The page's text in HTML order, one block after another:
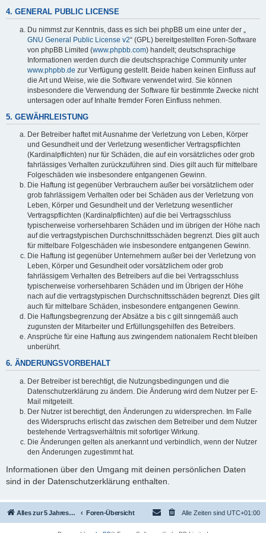
V
i
d
e
o
4. GENERAL PUBLIC LICENSE
Du nimmst zur Kenntnis, dass es sich bei phpBB um eine unter der „
GNU General Public License v2“ (GPL) bereitgestellten Foren-Software
von phpBB Limited (www.phpbb.com) handelt; deutschsprachige
Informationen werden durch die deutschsprachige Community unter
www.phpbb.de zur Verfügung gestellt. Beide haben keinen Einfluss auf
die Art und Weise, wie die Software verwendet wird. Sie können
insbesondere die Verwendung der Software für bestimmte Zwecke nicht
untersagen oder auf Inhalte fremder Foren Einfluss nehmen.
5. GEWÄHRLEISTUNG
Der Betreiber haftet mit Ausnahme der Verletzung von Leben, Körper
und Gesundheit und der Verletzung wesentlicher Vertragspflichten
(Kardinalpflichten) nur für Schäden, die auf ein vorsätzliches oder grob
fahrlässiges Verhalten zurückzuführen sind. Dies gilt auch für mittelbare
Folgeschäden wie insbesondere entgangenen Gewinn.
Die Haftung ist gegenüber Verbrauchern außer bei vorsätzlichem oder
grob fahrlässigem Verhalten oder bei Schäden aus der Verletzung von
Leben, Körper und Gesundheit und der Verletzung wesentlicher
Vertragspflichten (Kardinalpflichten) auf die bei Vertragsschluss
typischerweise vorhersehbaren Schäden und im übrigen der Höhe nach
auf die vertragstypischen Durchschnittsschäden begrenzt. Dies gilt auch
für mittelbare Folgeschäden wie insbesondere entgangenen Gewinn.
Die Haftung ist gegenüber Unternehmern außer bei der Verletzung von
Leben, Körper und Gesundheit oder vorsätzlichem oder grob
fahrlässigem Verhalten des Betreibers auf die bei Vertragsschluss
typischerweise vorhersehbaren Schäden und im Übrigen der Höhe
nach auf die vertragstypischen Durchschnittsschäden begrenzt. Dies gilt
auch für mittelbare Schäden, insbesondere entgangenen Gewinn.
Die Haftungsbegrenzung der Absätze a bis c gilt sinngemäß auch
zugunsten der Mitarbeiter und Erfüllungsgehilfen des Betreibers.
Ansprüche für eine Haftung aus zwingendem nationalem Recht bleiben
unberührt.
6. ÄNDERUNGSVORBEHALT
Der Betreiber ist berechtigt, die Nutzungsbedingungen und die
Datenschutzerklärung zu ändern. Die Änderung wird dem Nutzer per E-
Mail mitgeteilt.
Der Nutzer ist berechtigt, den Änderungen zu widersprechen. Im Falle
des Widerspruchs erlischt das zwischen dem Betreiber und dem Nutzer
bestehende Vertragsverhältnis mit sofortiger Wirkung.
Die Änderungen gelten als anerkannt und verbindlich, wenn der Nutzer
den Änderungen zugestimmt hat.
Informationen über den Umgang mit deinen persönlichen Daten
sind in der Datenschutzerklärung enthalten.
Alles zur 5 Jahreswertung / Tabelle der UEFA mit vielen Statistiken. Foren-Übersicht Alle Zeiten sind UTC+01:00